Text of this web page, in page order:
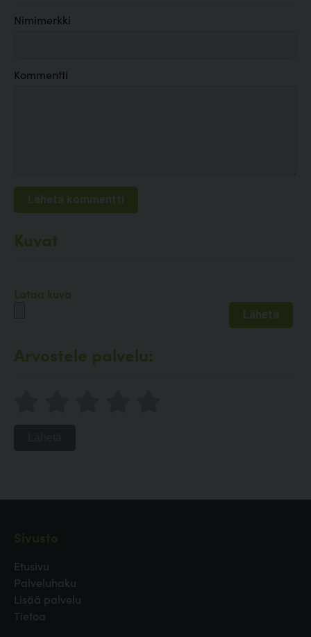
Nimimerkki
Kommentti
Kuvat
Lataa kuva
Arvostele palvelu:
Etusivu
Palveluhaku
Lisää palvelu
Tietoa